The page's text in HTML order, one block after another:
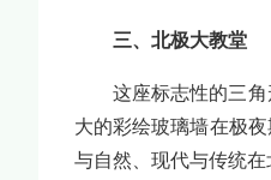
三、北极大教堂
这座标志性的三
大的彩绘玻璃墙在极
与自然、现代与传统在